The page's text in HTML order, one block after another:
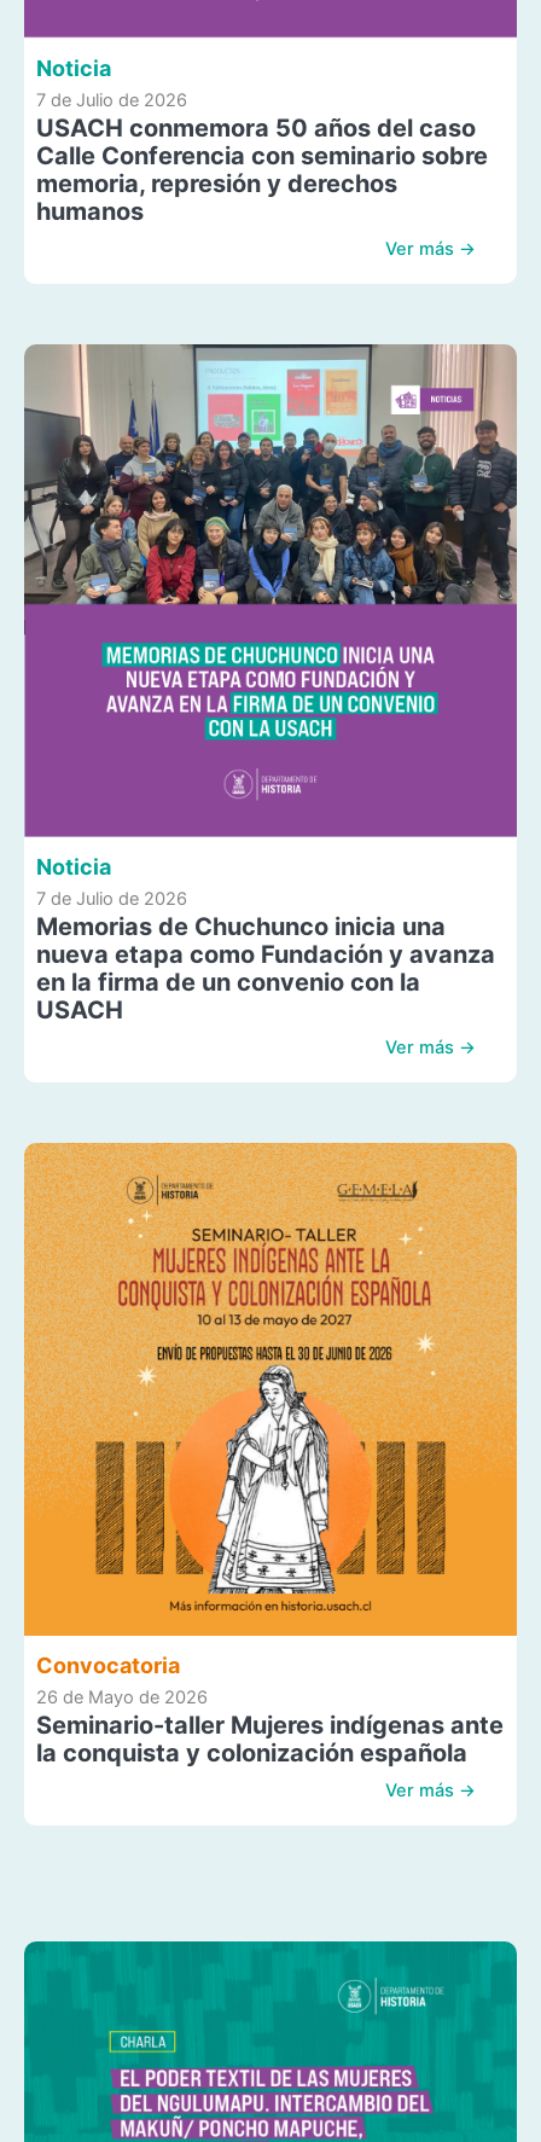
Noticia
7 de Julio de 2026
USACH conmemora 50 años del caso
Calle Conferencia con seminario sobre
memoria, represión y derechos
humanos
Ver más →
Noticia
7 de Julio de 2026
Memorias de Chuchunco inicia una
nueva etapa como Fundación y avanza
en la firma de un convenio con la
USACH
Ver más →
Convocatoria
26 de Mayo de 2026
Seminario-taller Mujeres indígenas ante
la conquista y colonización española
Ver más →